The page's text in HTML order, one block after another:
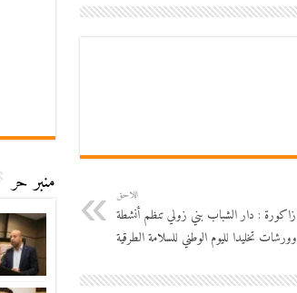
اللاحق
زاكورة : دار الشباب بني زولي تنظم أنشطة
وورشات تخليدا لليوم الوطني للسلامة الطرقية
منبر حر